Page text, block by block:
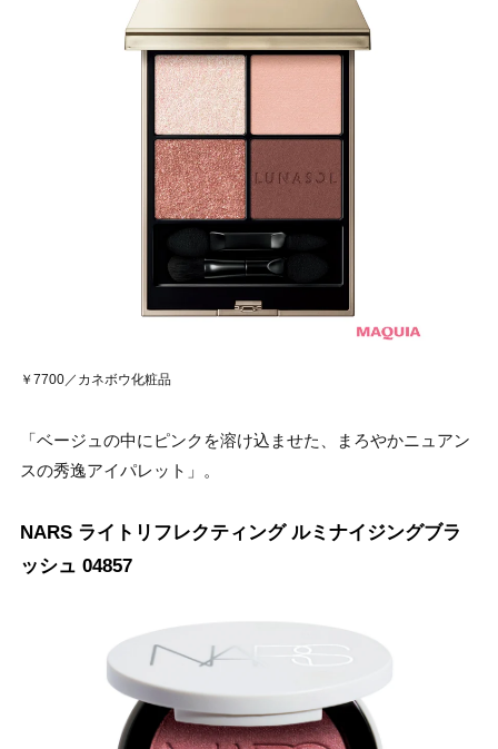
￥7700／カネボウ化粧品
「ベージュの中にピンクを溶け込ませた、まろやかニュアン
スの秀逸アイパレット」。
NARS ライトリフレクティング ルミナイジングブラ
ッシュ 04857